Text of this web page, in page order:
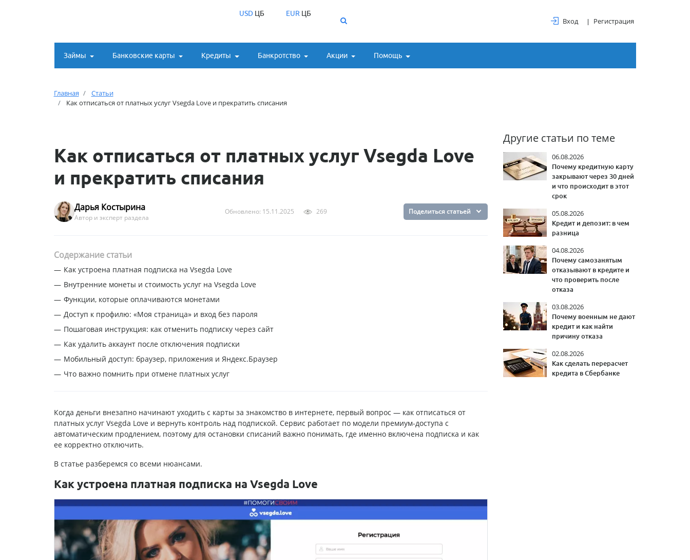
USDЦБ EUR ЦБ
Вход Регистрация
Займы Банковские карты Кредиты Банкротство Акции Помощь
Главная
Статьи
Как отписаться от платных услуг Vsegda Love и прекратить списания
Другие статьи по теме
06.08.2026
Почему кредитную карту
закрывают через 30 дней
и что происходит в этот
срок
05.08.2026
Кредит и депозит: в чем
разница
04.08.2026
Почему самозанятым
отказывают в кредите и
что проверить после
отказа
03.08.2026
Почему военным не дают
кредит и как найти
причину отказа
02.08.2026
Как сделать перерасчет
кредита в Сбербанке
Как отписаться от платных услуг Vsegda Love
и прекратить списания
Дарья Костырина
Автор и эксперт раздела
Обновлено: 15.11.2025 269 Поделиться статьей
Содержание статьи
Как устроена платная подписка на Vsegda Love
Внутренние монеты и стоимость услуг на Vsegda Love
Функции, которые оплачиваются монетами
Доступ к профилю: «Моя страница» и вход без пароля
Пошаговая инструкция: как отменить подписку через сайт
Как удалить аккаунт после отключения подписки
Мобильный доступ: браузер, приложения и Яндекс.Браузер
Что важно помнить при отмене платных услуг
Когда деньги внезапно начинают уходить с карты за знакомство в интернете, первый вопрос — как отписаться от
платных услуг Vsegda Love и вернуть контроль над подпиской. Сервис работает по модели премиум-доступа с
автоматическим продлением, поэтому для остановки списаний важно понимать, где именно включена подписка и как
ее корректно отключить.
В статье разберемся со всеми нюансами.
Как устроена платная подписка на Vsegda Love